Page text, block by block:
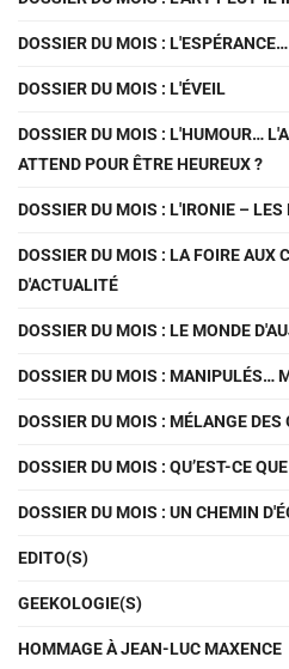
DOSSIER DU MOIS :
DOSSIER DU MOIS : L'ÉVEIL
DOSSIER DU MOIS : L'HUMOUR…
ATTEND POUR ÊTRE HEUREUX ?
DOSSIER DU MOIS : L'IRONIE – LES
DOSSIER DU MOIS : LA FOIRE AUX
D'ACTUALITÉ
DOSSIER DU MOIS : LE MONDE
DOSSIER DU MOIS : MANIPULÉS…
DOSSIER DU MOIS : MÉLANGE DES
DOSSIER DU MOIS : QU’EST-CE
DOSSIER DU MOIS : UN CHEMIN
EDITO(S)
GEEKOLOGIE(S)
HOMMAGE À JEAN-LUC MAXENCE